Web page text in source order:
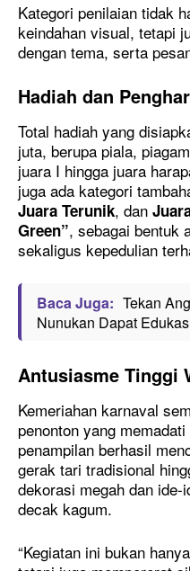
Kategori penilaian tidak
keindahan visual, tetapi
dengan tema, serta
Hadiah dan
Total hadiah yang
juta, berupa piala,
juara I hingga juara
juga ada kategori
Juara Terunik, dan
Green”, sebagai bentuk
sekaligus kepedulian
Baca Juga: Tekan
Nunukan Dapat
Antusiasme Tinggi
Kemeriahan karnaval
penonton yang
penampilan berhasil
gerak tari tradisional
dekorasi megah dan ide-
decak kagum.
“Kegiatan ini bukan